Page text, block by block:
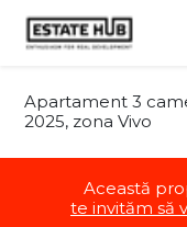
Apartament 3
2025, zona Vivo
Această
te invităm să